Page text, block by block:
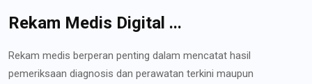
Rekam Medis Digital ...
Rekam medis berperan penting dalam mencatat hasil
pemeriksaan diagnosis dan perawatan terkini maupun